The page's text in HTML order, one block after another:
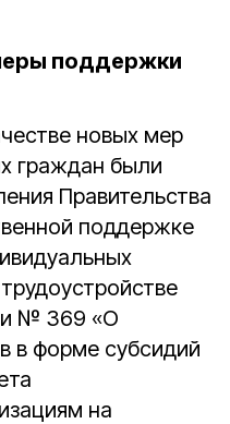
поддержки
новых мер
граждан были
Правительства
поддержке
и № 369 «О
в форме субсидий
на